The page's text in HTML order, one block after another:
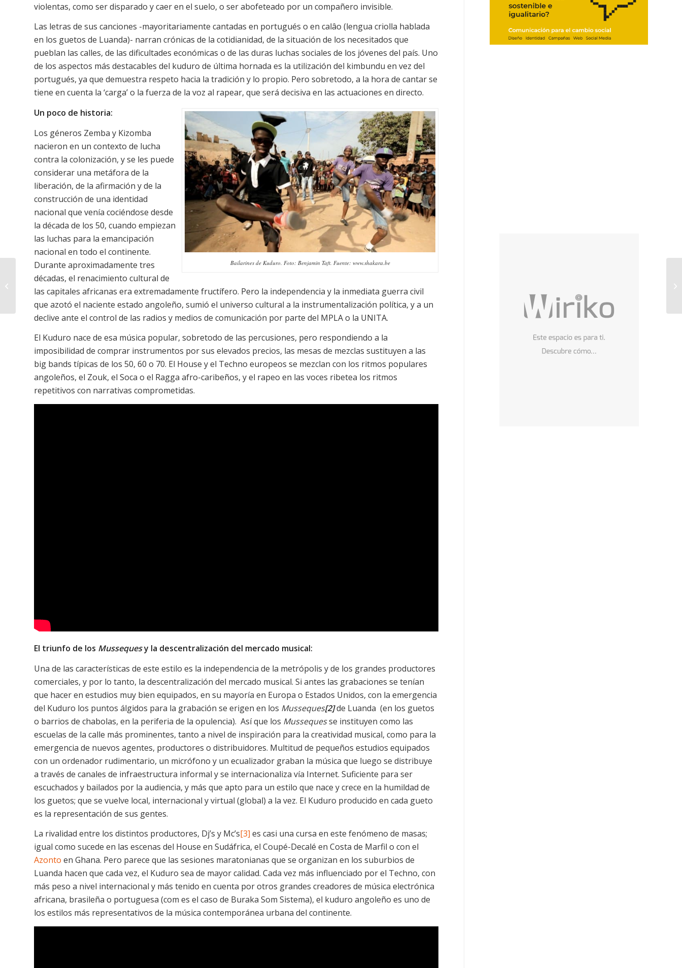
violentas, como ser disparado y caer en el suelo, o ser abofeteado por un compañero invisible.
Las letras de sus canciones -mayoritariamente cantadas en portugués o en calâo (lengua criolla hablada
en los guetos de Luanda)- narran crónicas de la cotidianidad, de la situación de los necesitados que
pueblan las calles, de las dificultades económicas o de las duras luchas sociales de los jóvenes del país. Uno
de los aspectos más destacables del kuduro de última hornada es la utilización del kimbundu en vez del
portugués, ya que demuestra respeto hacia la tradición y lo propio. Pero sobretodo, a la hora de cantar se
tiene en cuenta la ‘carga’ o la fuerza de la voz al rapear, que será decisiva en las actuaciones en directo.
Bailarines de Kuduro. Foto: Benjamin Taft. Fuente: www.shakara.be
Un poco de historia:
Los géneros Zemba y Kizomba
nacieron en un contexto de lucha
contra la colonización, y se les puede
considerar una metáfora de la
liberación, de la afirmación y de la
construcción de una identidad
nacional que venía cociéndose desde
la década de los 50, cuando empiezan
las luchas para la emancipación
nacional en todo el continente.
Durante aproximadamente tres
décadas, el renacimiento cultural de
las capitales africanas era extremadamente fructífero. Pero la independencia y la inmediata guerra civil
que azotó el naciente estado angoleño, sumió el universo cultural a la instrumentalización política, y a un
declive ante el control de las radios y medios de comunicación por parte del MPLA o la UNITA.
El Kuduro nace de esa música popular, sobretodo de las percusiones, pero respondiendo a la
imposibilidad de comprar instrumentos por sus elevados precios, las mesas de mezclas sustituyen a las
big bands típicas de los 50, 60 o 70. El House y el Techno europeos se mezclan con los ritmos populares
angoleños, el Zouk, el Soca o el Ragga afro-caribeños, y el rapeo en las voces ribetea los ritmos
repetitivos con narrativas comprometidas.
El triunfo de los Mussequesy la descentralización del mercado musical:
Una de las características de este estilo es la independencia de la metrópolis y de los grandes productores
comerciales, y por lo tanto, la descentralización del mercado musical. Si antes las grabaciones se tenían
que hacer en estudios muy bien equipados, en su mayoría en Europa o Estados Unidos, con la emergencia
del Kuduro los puntos álgidos para la grabación se erigen en los Musseques[2]de Luanda (en los guetos
o barrios de chabolas, en la periferia de la opulencia). Así que los Mussequesse instituyen como las
escuelas de la calle más prominentes, tanto a nivel de inspiración para la creatividad musical, como para la
emergencia de nuevos agentes, productores o distribuidores. Multitud de pequeños estudios equipados
con un ordenador rudimentario, un micrófono y un ecualizador graban la música que luego se distribuye
a través de canales de infraestructura informal y se internacionaliza vía Internet. Suficiente para ser
escuchados y bailados por la audiencia, y más que apto para un estilo que nace y crece en la humildad de
los guetos; que se vuelve local, internacional y virtual (global) a la vez. El Kuduro producido en cada gueto
es la representación de sus gentes.
La rivalidad entre los distintos productores, Dj’s y Mc’s[3] es casi una cursa en este fenómeno de masas;
igual como sucede en las escenas del House en Sudáfrica, el Coupé-Decalé en Costa de Marfil o con el
Azonto en Ghana. Pero parece que las sesiones maratonianas que se organizan en los suburbios de
Luanda hacen que cada vez, el Kuduro sea de mayor calidad. Cada vez más influenciado por el Techno, con
más peso a nivel internacional y más tenido en cuenta por otros grandes creadores de música electrónica
africana, brasileña o portuguesa (com es el caso de Buraka Som Sistema), el kuduro angoleño es uno de
los estilos más representativos de la música contemporánea urbana del continente.
Casa África sigue
fomentando las letras
africanas